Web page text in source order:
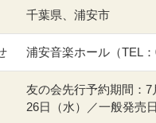
千葉県、浦安市
浦安音楽ホール（TEL：
友の会先行予約期間：7
26日（水）／一般発売